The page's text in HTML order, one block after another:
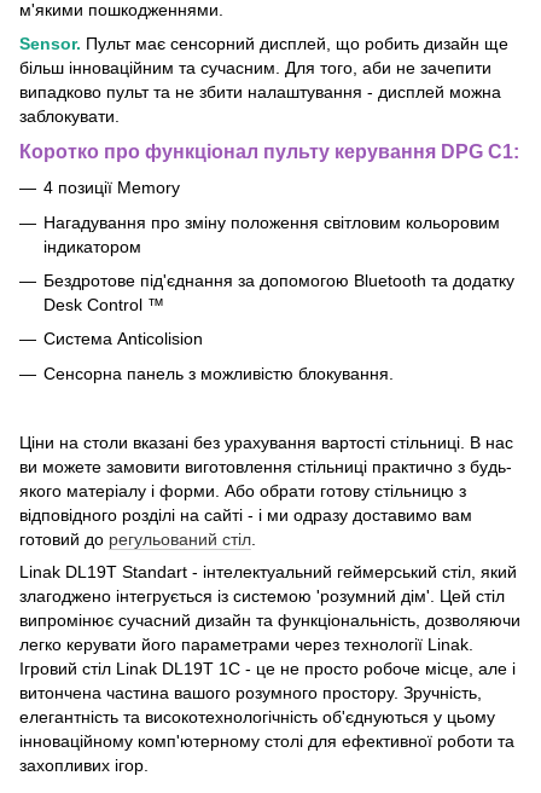
м'якими пошкодженнями.
Sensor. Пульт має сенсорний дисплей, що робить дизайн ще
більш інноваційним та сучасним. Для того, аби не зачепити
випадково пульт та не збити налаштування - дисплей можна
заблокувати.
Коротко про функціонал пульту керування DPG C1:
4 позиції Memory
Нагадування про зміну положення світловим кольоровим
індикатором
Бездротове під'єднання за допомогою Bluetooth та додатку
Desk Control ™
Система Anticolision
Сенсорна панель з можливістю блокування.
Ціни на столи вказані без урахування вартості стільниці. В нас
ви можете замовити виготовлення стільниці практично з будь-
якого матеріалу і форми. Або обрати готову стільницю з
відповідного розділі на сайті - і ми одразу доставимо вам
готовий до регульований стіл
Linak DL19T Standart - інтелектуальний геймерський стіл, який
злагоджено інтегрується із системою 'розумний дім'. Цей стіл
випромінює сучасний дизайн та функціональність, дозволяючи
легко керувати його параметрами через технології Linak.
Ігровий стіл Linak DL19T 1C - це не просто робоче місце, але і
витончена частина вашого розумного простору. Зручність,
елегантність та високотехнологічність об'єднуються у цьому
інноваційному комп'ютерному столі для ефективної роботи та
захопливих ігор.